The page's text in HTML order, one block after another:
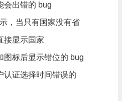
会出错的 bug
，当只有国家没有省
接显示国家
图标后显示错位的 bug
认证选择时间错误的